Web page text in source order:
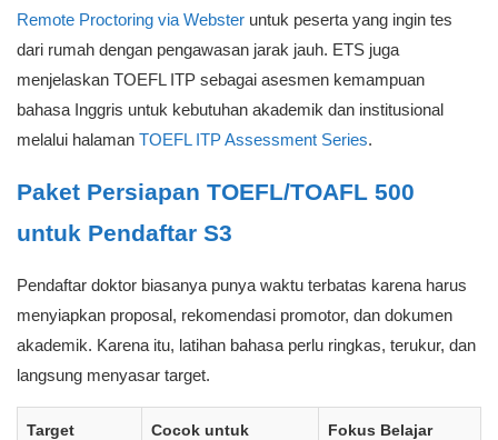
Remote Proctoring via Webster untuk peserta yang ingin tes
dari rumah dengan pengawasan jarak jauh. ETS juga
menjelaskan TOEFL ITP sebagai asesmen kemampuan
bahasa Inggris untuk kebutuhan akademik dan institusional
melalui halaman TOEFL ITP Assessment Series.
Paket Persiapan TOEFL/TOAFL 500
untuk Pendaftar S3
Pendaftar doktor biasanya punya waktu terbatas karena harus
menyiapkan proposal, rekomendasi promotor, dan dokumen
akademik. Karena itu, latihan bahasa perlu ringkas, terukur, dan
langsung menyasar target.
Target Cocok untuk Fokus Belajar